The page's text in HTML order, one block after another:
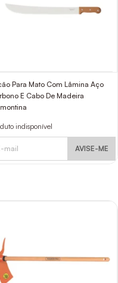
Para Mato Com Lâmina Aço
E Cabo De Madeira
indisponível
AVISE-ME